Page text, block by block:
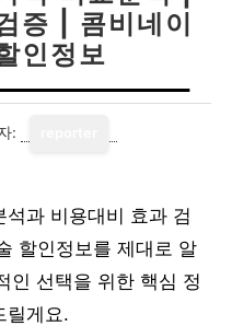
증 | 콤비네이
인정보
:
과 비용대비 효과 검
할인정보를 제대로 알
인 선택을 위한 핵심 정
릴게요.